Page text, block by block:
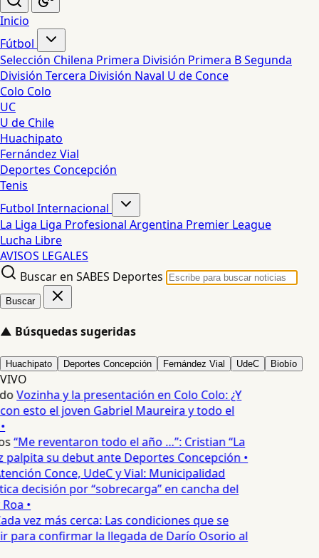
Inicio
Fútbol
Selección Chilena Primera División Primera BSegunda
División Tercera División Naval U de Conce
Colo Colo
UC
U de Chile
Huachipato
Fernández Vial
Deportes Concepción
Tenis
Futbol Internacional
La Liga Liga Profesional Argentina Premier League
Lucha Libre
AVISOS LEGALES
Buscar en SABES Deportes
Buscar
▲ Búsquedas sugeridas
Huachipato Deportes Concepción Fernández Vial UdeC Biobío
VIVO
Vozinha y la presentación en Colo Colo: ¿Y
esto el joven Gabriel Maureira y todo el
“Me reventaron todo el año …”: Cristian “La
palpita su debut ante Deportes Concepción •
Conce, UdeC y Vial: Municipalidad
decisión por “sobrecarga” en cancha del
•
vez más cerca: Las condiciones que se
para confirmar la llegada de Darío Osorio al